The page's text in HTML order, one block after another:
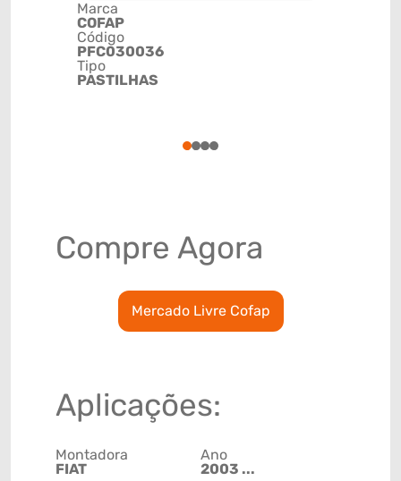
Marca
COFAP
Código
PFC030036
Tipo
PASTILHAS
1234
Compre Agora
Mercado Livre Cofap
Aplicações:
Montadora
FIAT
Ano
2003 ...